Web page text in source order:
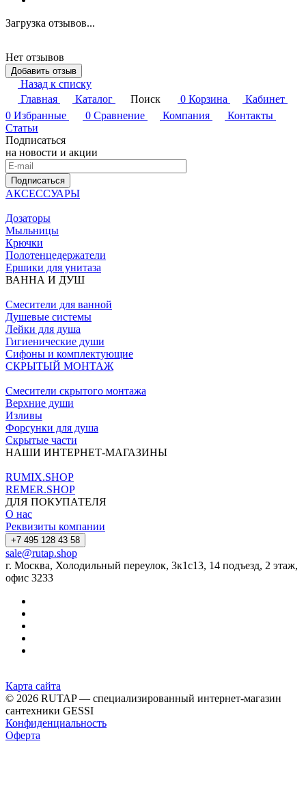
Загрузка отзывов...
Нет отзывов
Добавить отзыв
Назад к списку
Главная
Каталог Поиск 0 Корзина
Кабинет
0 Избранные 0 Сравнение Компания
Контакты
Статьи
Подписаться
на новости и акции
Подписаться
АКСЕССУАРЫ
Дозаторы
Мыльницы
Крючки
Полотенцедержатели
Ершики для унитаза
ВАННА И ДУШ
Смесители для ванной
Душевые системы
Лейки для душа
Гигиенические души
Сифоны и комплектующие
СКРЫТЫЙ МОНТАЖ
Смесители скрытого монтажа
Верхние души
Изливы
Форсунки для душа
Скрытые части
НАШИ ИНТЕРНЕТ-МАГАЗИНЫ
RUMIX.SHOP
REMER.SHOP
ДЛЯ ПОКУПАТЕЛЯ
О нас
Реквизиты компании
+7 495 128 43 58
sale@rutap.shop
г. Москва, Холодильный переулок, 3к1с13, 14 подъезд, 2 этаж,
офис 3233
Карта сайта
© 2026 RUTAP — специализированный интернет-магазин
сантехники GESSI
Конфиденциальность
Оферта